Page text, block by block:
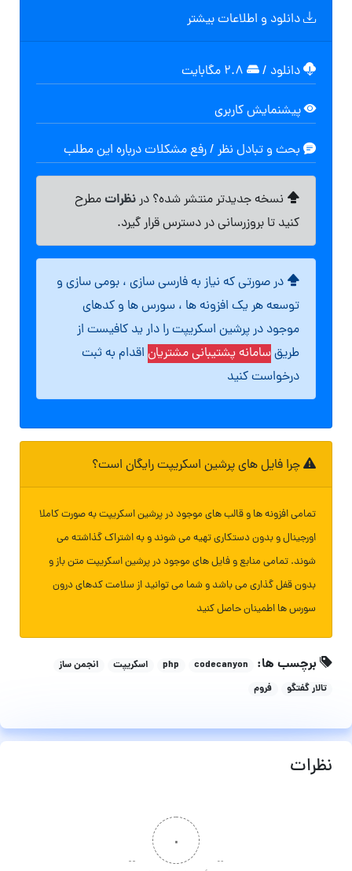
دانلود و اطلاعات بیشتر
دانلود /
پیشنمایش کاربری
بحث و تبادل نظر / رفع مشکلات درباره این مطلب
نسخه جدیدتر منتشر شده؟ درنظراتمطرح
کنید تا بروزرسانی در دسترس قرار گیرد.
در صورتی که نیاز به فارسی سازی ، بومی سازی و
توسعه هر یک افزونه ها ، سورس ها و کدهای
موجود در پرشین اسکریپت را دار ید کافیست از
طریقسامانه پشتیبانی مشتریان اقدام به ثبت
درخواست کنید
چرا فایل های پرشین اسکریپت رایگان است؟
تمامی افزونه ها و قالب های موجود در پرشین اسکریپت به صورت کاملا
اورجینال و بدون دستکاری تهیه می شوند و به اشتراک گذاشته می
شوند. تمامی منابع و فایل های موجود در پرشین اسکریپت متن باز و
بدون قفل گذاری می باشد و شما می توانید از سلامت کدهای درون
سورس ها اطمینان حاصل کنید
برچسب ها: codecanyon
php اسکریپت
انجمن ساز
تالار گفتگو
فروم
نظرات
۰